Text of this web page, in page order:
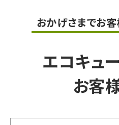
おかげさまでお
エコキュ
お客